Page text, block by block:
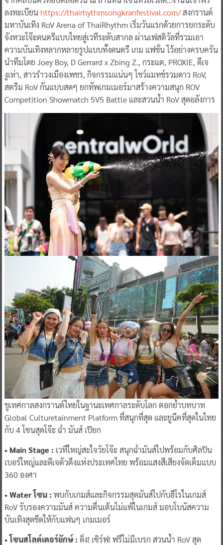
ลงทะเบียน https://thairhythmsongkranfestival.com/สงกรานต์
มหาบันเทิง RoV Arena of ThaiRhythm เริ่มวันแรกด้วยการยกระดับ
จังหวะโจ๊ะดนตรีแบบไทยสู่เวทีระดับสากล ผ่านเฟสติวัลที่รวมเอา
ความบันเทิงหลากหลายรูปแบบทั้งดนตรี เกม แฟชั่น ไว้อย่างครบครัน
นำทีมโดย Joey Boy, D Gerrard x Zbing Z., กระแต, PROXIE, ดีเจ
งูเห่า, สาวรำวงเมืองเพชร, กิจกรรมแน่นๆ โชว์แมทช์รวมดาว RoV,
สตรีม RoV กันแบบสดๆ ยกทัพเกมเมอร์มาสร้างความสนุก ROV
Competition Showmatch 5V5 Battle และสวนน้ำ RoV สุดอลังการ
ชูเทศกาลสงกรานต์ไทยในฐานะเทศกาลระดับโลก ตอกย้ำบทบาท
Global Culturetainment Platform ที่สนุกที่สุด และยูนีคที่สุดในไทย
กับ 4 โซนสุดโจ๊ะ ฉ่ำ มันส์ เปียก
• Main Stage : เวทีใหญ่สะใจวัยโจ๊ะ สนุกฉ่ำมันส์ไปพร้อมกับศิลปิน
เบอร์ใหญ่และดีเจตัวตึงแห่งประเทศไทย พร้อมแสงสีเสียงจัดเต็มแบบ
360 องศา
• Water โซน : พบกับเกมส์และกิจกรรมสุดมันส์ไปกับฮีโรในเกมส์
RoV รับรองความมันส์ ความตื่นเต้นไม่แพ้ในเกมส์ มอบโบนัสความ
บันเทิงสุดขีดให้กับแฟนๆ เกมเมอร์
• โซนสโลด์เดอร์ยักษ์ : ดิ่ง! เซิร์ฟ! ฟรีไม่มีเบรก สวนน้ำ RoV สุด